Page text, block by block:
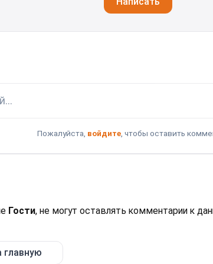
Пожалуйста, войдите, чтобы оставить
Гости, не могут оставлять комментарии к
главную